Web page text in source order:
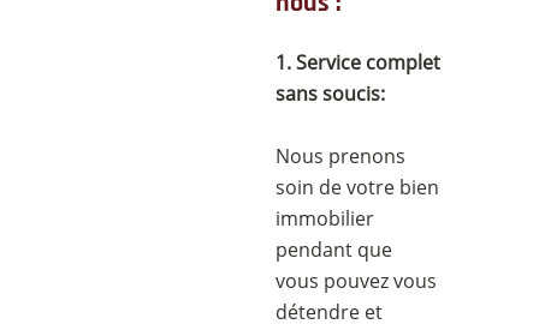
1. Service complet
sans soucis:
Nous prenons
soin de votre bien
immobilier
pendant que
vous pouvez vous
détendre et